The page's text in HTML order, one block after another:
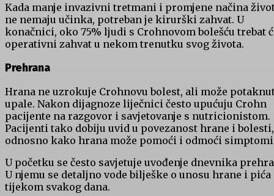
Kada manje invazivni tretmani i promjene načina
ne nemaju učinka, potreban je kirurški zahvat. U
konačnici, oko 75% ljudi s Crohnovom bolešću trebat
operativni zahvat u nekom trenutku svog života.
Prehrana
Hrana ne uzrokuje Crohnovu bolest, ali može
upale. Nakon dijagnoze liječnici često upućuju Crohn
pacijente na razgovor i savjetovanje s nutricionistom.
Pacijenti tako dobiju uvid u povezanost hrane i bolesti,
odnosno kako hrana može pomoći i odmoći
U početku se često savjetuje uvođenje dnevnika
U njemu se detaljno vode bilješke o unosu hrane i pića
tijekom svakog dana.